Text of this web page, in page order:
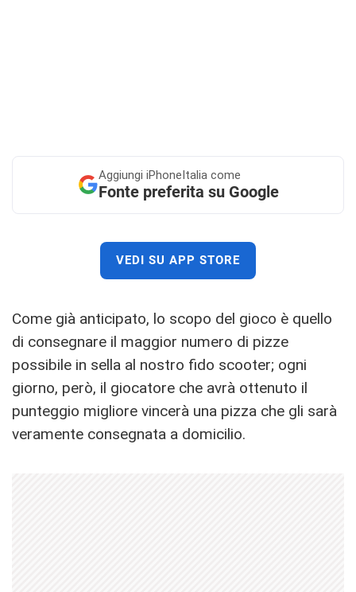
Aggiungi iPhoneItalia come
Fonte preferita su Google
VEDI SU APP STORE
Come già anticipato, lo scopo del gioco è quello
di consegnare il maggior numero di pizze
possibile in sella al nostro fido scooter; ogni
giorno, però, il giocatore che avrà ottenuto il
punteggio migliore vincerà una pizza che gli sarà
veramente consegnata a domicilio.